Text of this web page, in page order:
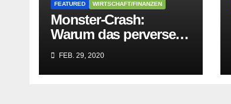
FEATURED WIRTSCHAFT/FINANZEN
Monster-Crash:
Warum das perverse
Lügengebäude der
Sozialisten in sich
zusammenbricht!
FEB. 29, 2020